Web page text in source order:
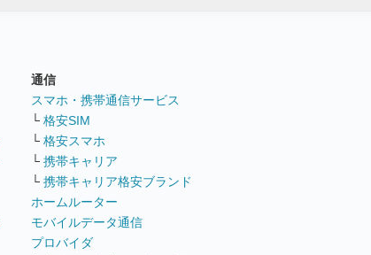
通信
スマホ・携帯通信サービス
└ 格安SIM
└ 格安スマホ
└ 携帯キャリア
└ 携帯キャリア格安ブランド
ホームルーター
モバイルデータ通信
プロバイダ